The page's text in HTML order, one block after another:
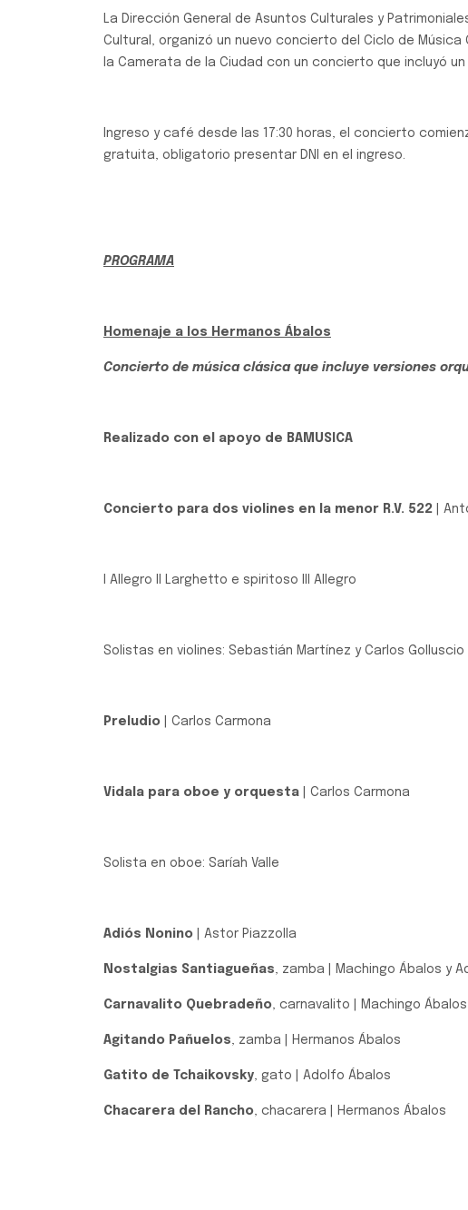
La Dirección General de Asuntos Culturales y
Cultural, organizó un nuevo concierto del Ciclo de
la Camerata de la Ciudad con un concierto que incluyó
Ingreso y café desde las 17:30 horas, el concierto
gratuita, obligatorio presentar DNI en el ingreso.
PROGRAMA
Homenaje a los Hermanos Ábalos
Concierto de música clásica que incluye versiones
Realizado con el apoyo de BAMUSICA
Concierto para dos violines en la menor R.V. 522 |
I Allegro II Larghetto e spiritoso III Allegro
Solistas en violines: Sebastián Martínez y Carlos Golluscio
Preludio | Carlos Carmona
Vidala para oboe y orquesta | Carlos Carmona
Solista en oboe: Saríah Valle
Adiós Nonino | Astor Piazzolla
Nostalgias Santiagueñas, zamba | Machingo Ábalos y
Carnavalito Quebradeño, carnavalito | Machingo
Agitando Pañuelos, zamba | Hermanos Ábalos
Gatito de Tchaikovsky, gato | Adolfo Ábalos
Chacarera del Rancho, chacarera | Hermanos Ábalos